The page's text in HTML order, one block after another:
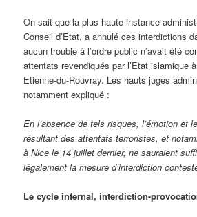
On sait que la plus haute instance
Conseil d’Etat, a annulé ces interdictions
aucun trouble à l’ordre public n’avait été
attentats revendiqués par l’Etat islamique
Etienne-du-Rouvray. Les hauts juges
notamment expliqué :
En l’absence de tels risques, l’émotion et
résultant des attentats terroristes, et
à Nice le 14 juillet dernier, ne sauraient
légalement la mesure d’interdiction
Le cycle infernal, interdiction-